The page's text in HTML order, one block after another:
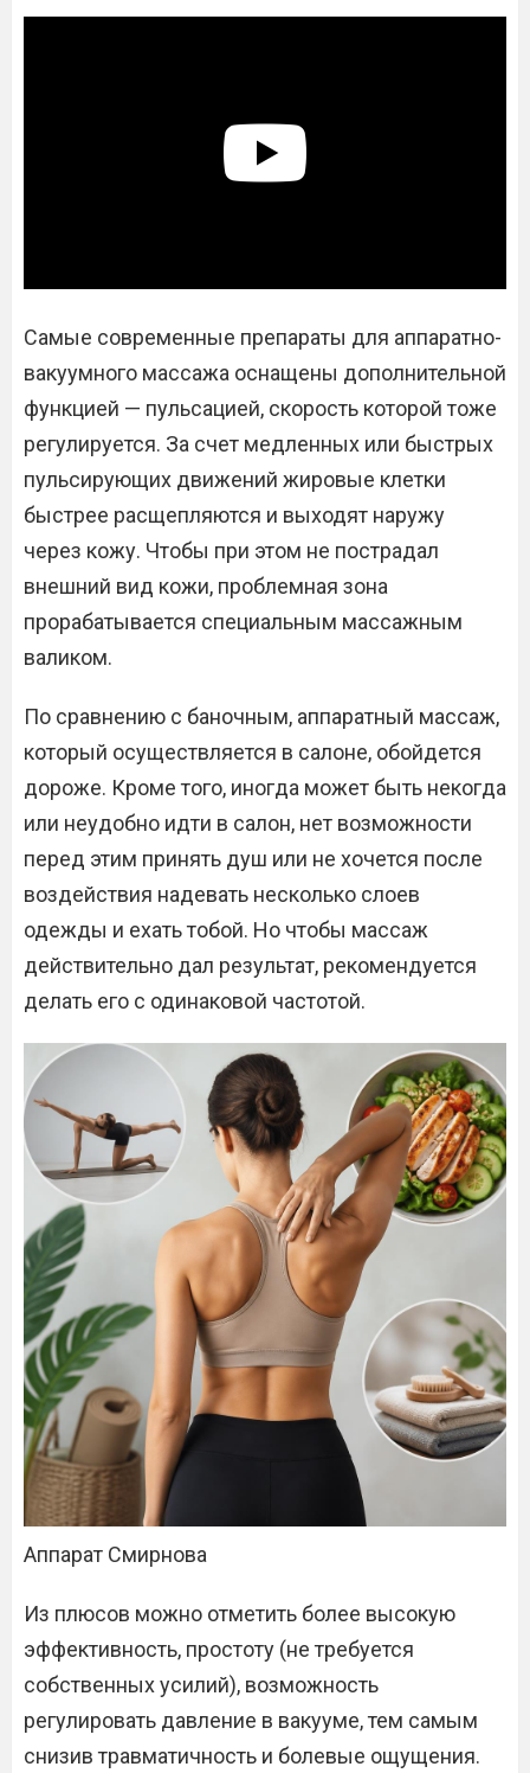
Самые современные препараты для аппаратно-
вакуумного массажа оснащены дополнительной
функцией — пульсацией, скорость которой тоже
регулируется. За счет медленных или быстрых
пульсирующих движений жировые клетки
быстрее расщепляются и выходят наружу
через кожу. Чтобы при этом не пострадал
внешний вид кожи, проблемная зона
прорабатывается специальным массажным
валиком.
По сравнению с баночным, аппаратный массаж,
который осуществляется в салоне, обойдется
дороже. Кроме того, иногда может быть некогда
или неудобно идти в салон, нет возможности
перед этим принять душ или не хочется после
воздействия надевать несколько слоев
одежды и ехать тобой. Но чтобы массаж
действительно дал результат, рекомендуется
делать его с одинаковой частотой.
Аппарат Смирнова
Из плюсов можно отметить более высокую
эффективность, простоту (не требуется
собственных усилий), возможность
регулировать давление в вакууме, тем самым
снизив травматичность и болевые ощущения.